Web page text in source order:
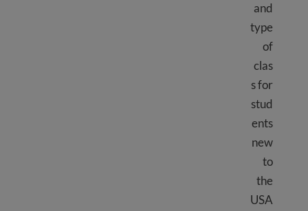
and
type
of
clas
s for
stud
ents
new
to
the
USA